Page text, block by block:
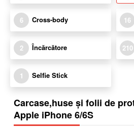
6 Cross-body 16
2 Încărcătore 210
1 Selfie Stick
Carcase,huse și folii de
Apple iPhone 6/6S